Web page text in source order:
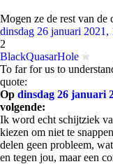
Mogen ze de rest van
dinsdag 26 januari 2021,
2
BlackQuasarHole
To far for us to
quote:
Op dinsdag 26 januari
volgende:
Ik word echt schijtziek
kiezen om niet te
delen geen probleem,
en tegen jou, maar een